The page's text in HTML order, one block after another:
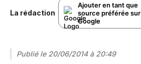
La rédaction
Ajouter en tant que
source préférée sur
Google
Publié le 20/06/2014 à 20:49